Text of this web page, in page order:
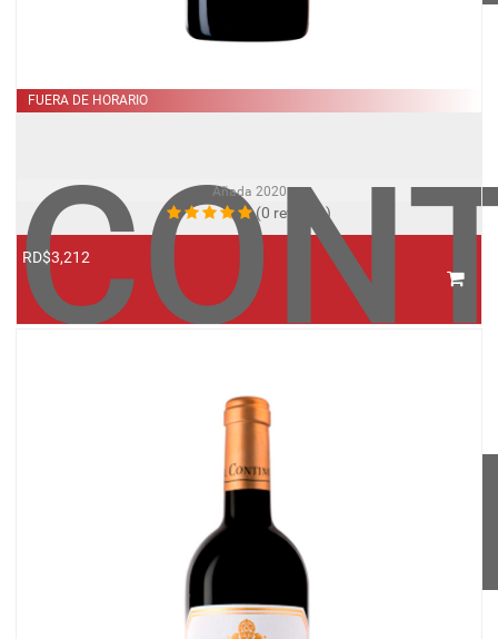
FUERA DE HORARIO
Añada 2020
(0 reviews)
RD$3,212